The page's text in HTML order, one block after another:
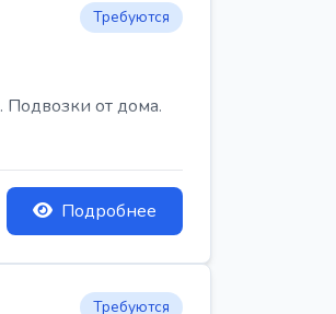
Требуются
от дома.
Подробнее
Требуются